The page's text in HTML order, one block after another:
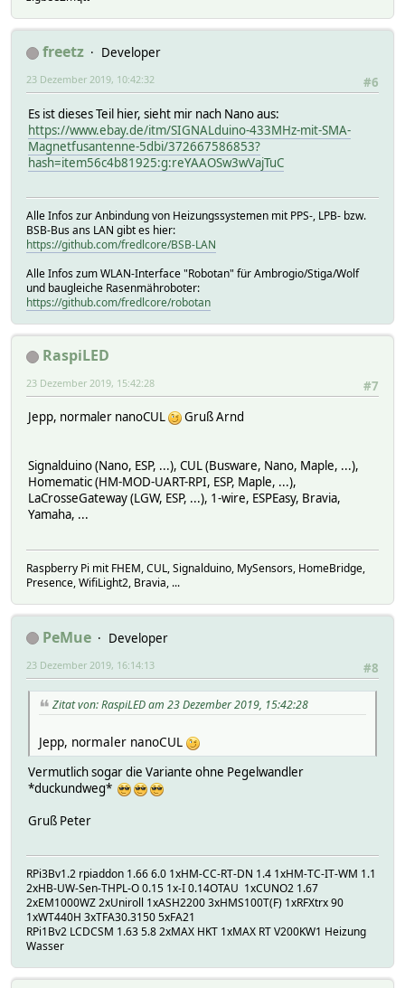
freetz
Developer
#6
23 Dezember 2019, 10:42:32
Es ist dieses Teil hier, sieht mir nach Nano aus:
https://www.ebay.de/itm/SIGNALduino-433MHz-mit-SMA-
Magnetfusantenne-5dbi/372667586853?
hash=item56c4b81925:g:reYAAOSw3wVajTuC
Alle Infos zur Anbindung von Heizungssystemen mit PPS-, LPB- bzw.
BSB-Bus ans LAN gibt es hier:
https://github.com/fredlcore/BSB-LAN
Alle Infos zum WLAN-Interface "Robotan" für Ambrogio/Stiga/Wolf
und baugleiche Rasenmähroboter:
https://github.com/fredlcore/robotan
RaspiLED
#7
23 Dezember 2019, 15:42:28
Jepp, normaler nanoCUL Gruß Arnd
Signalduino (Nano, ESP, ...), CUL (Busware, Nano, Maple, ...),
Homematic (HM-MOD-UART-RPI, ESP, Maple, ...),
LaCrosseGateway (LGW, ESP, ...), 1-wire, ESPEasy, Bravia,
Yamaha, ...
Raspberry Pi mit FHEM, CUL, Signalduino, MySensors, HomeBridge,
Presence, WifiLight2, Bravia, ...
PeMue
Developer
#8
23 Dezember 2019, 16:14:13
Zitat von: RaspiLED am 23 Dezember 2019, 15:42:28
Jepp, normaler nanoCUL
Vermutlich sogar die Variante ohne Pegelwandler
*duckundweg*
Gruß Peter
RPi3Bv1.2 rpiaddon 1.66 6.0 1xHM-CC-RT-DN 1.4 1xHM-TC-IT-WM 1.1
2xHB-UW-Sen-THPL-O 0.15 1x-I 0.14OTAU 1xCUNO2 1.67
2xEM1000WZ 2xUniroll 1xASH2200 3xHMS100T(F) 1xRFXtrx 90
1xWT440H 3xTFA30.3150 5xFA21
RPi1Bv2 LCDCSM 1.63 5.8 2xMAX HKT 1xMAX RT V200KW1 Heizung
Wasser